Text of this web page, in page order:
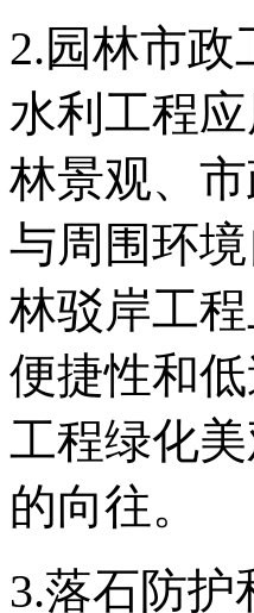
2.园林市政
水利工程
林景观、
与周围环
林驳岸工
便捷性和
工程绿化
的向往。
3.落石防